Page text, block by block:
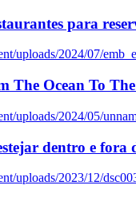
para
uploads/2024/07/
The Ocean To
uploads/2024/05/
dentro e fora
uploads/2023/12/